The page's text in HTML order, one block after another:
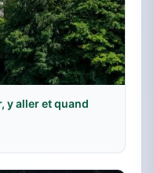
y aller et quand